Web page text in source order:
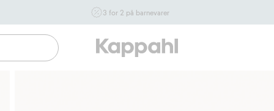
3 for 2 på barnevarer
inngår i tilbudet tom. 17/8 i butikk & online for deg som er
eller blir medlem. Kan ikke kombineres med andre tilbud
eller rabatter.